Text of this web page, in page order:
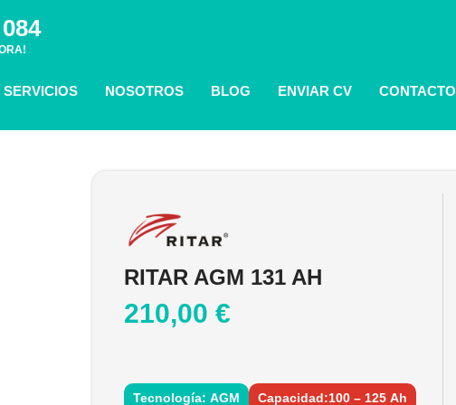
SERVICIOS NOSOTROS BLOG ENVIAR CV CONTACTO
RITAR AGM 131 AH
210,00 €
Tecnología: AGM
Capacidad:100 – 125 Ah